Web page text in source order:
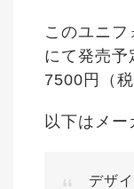
このユニ
にて発売
7500円（
以下はメー
デザ